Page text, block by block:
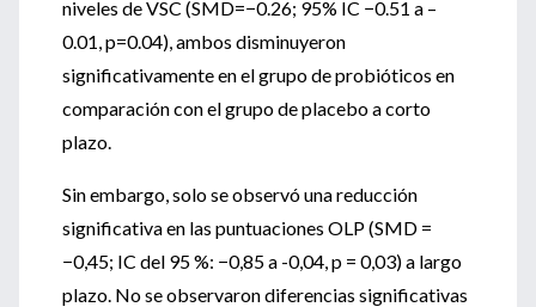
niveles de VSC (SMD=−0.26; 95% IC −0.51 a –
0.01, p=0.04), ambos disminuyeron
significativamente en el grupo de probióticos en
comparación con el grupo de placebo a corto
plazo.
Sin embargo, solo se observó una reducción
significativa en las puntuaciones OLP (SMD =
−0,45; IC del 95 %: −0,85 a -0,04, p = 0,03) a largo
plazo. No se observaron diferencias significativas